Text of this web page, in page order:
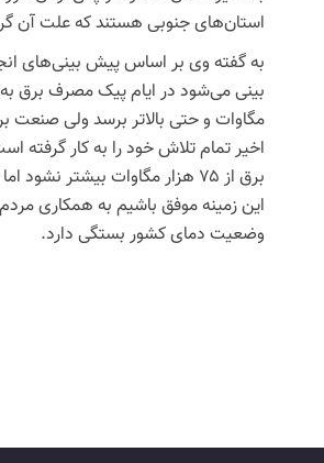
استان‌های جنوبی هستند که علت آن
به گفته وی بر اساس پیش بینی‌های
مگاوات و حتی بالاتر برسد ولی صنعت
اخیر تمام تلاش خود را به کار گرفته
برق از ۷۵ هزار مگاوات بیشتر نشود
این زمینه موفق باشیم به همکاری
وضعیت دمای کشور بستگی دارد.